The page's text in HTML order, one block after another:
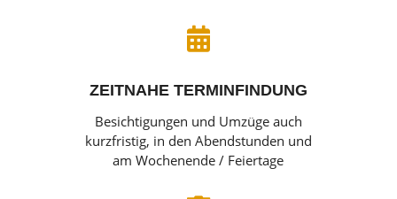

ZEITNAHE TERMINFINDUNG
Besichtigungen und Umzüge auch
kurzfristig, in den Abendstunden und
am Wochenende / Feiertage